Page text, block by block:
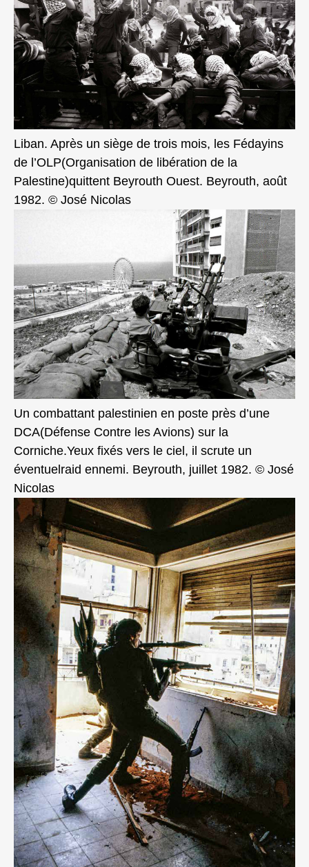
Liban. Après un siège de trois mois, les Fédayins
de l’OLP(Organisation de libération de la
Palestine)quittent Beyrouth Ouest. Beyrouth, août
1982. © José Nicolas
Un combattant palestinien en poste près d’une
DCA(Défense Contre les Avions) sur la
Corniche.Yeux fixés vers le ciel, il scrute un
éventuelraid ennemi. Beyrouth, juillet 1982. © José
Nicolas